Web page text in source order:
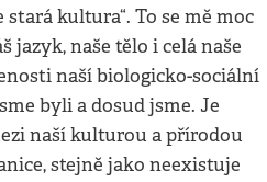
stará kultura“. To se mě moc
jazyk, naše tělo i celá naše
naší biologicko-sociální
byli a dosud jsme. Je
naší kulturou a přírodou
stejně jako neexistuje